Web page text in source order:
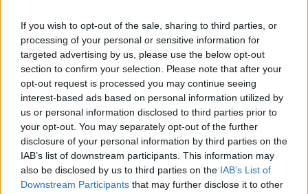
If you wish to opt-out of the sale, sharing to third parties, or
processing of your personal or sensitive information for
targeted advertising by us, please use the below opt-out
section to confirm your selection. Please note that after your
opt-out request is processed you may continue seeing
interest-based ads based on personal information utilized by
us or personal information disclosed to third parties prior to
your opt-out. You may separately opt-out of the further
disclosure of your personal information by third parties on the
IAB’s list of downstream participants. This information may
also be disclosed by us to third parties on the IAB’s List of
Downstream Participants that may further disclose it to other
che sento dentro, è più una malattia che non ci riesco, che non
capisco proprio… ma dimmi una bugia, che cosa conta se tu sei
solo mia, il resto è una follia come un fantasma, il resto è colpa
mia, colpa mia, e basta ma non andare via, stammi vicino stammi
molto vicino e non andare via neanche con lo sguardo quando mi
siedi accanto…” pochi ne rimangono indifferenti.
Maria Caruso